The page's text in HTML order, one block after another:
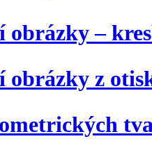
–
obrázky z